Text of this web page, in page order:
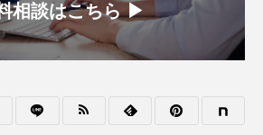
相談はこちら ▶︎